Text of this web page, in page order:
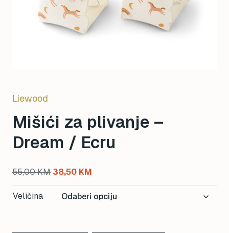
Liewood
Mišići za plivanje –
Dream / Ecru
55,00KM Original
price
was:
38,50 KM
price
is:
Veličina